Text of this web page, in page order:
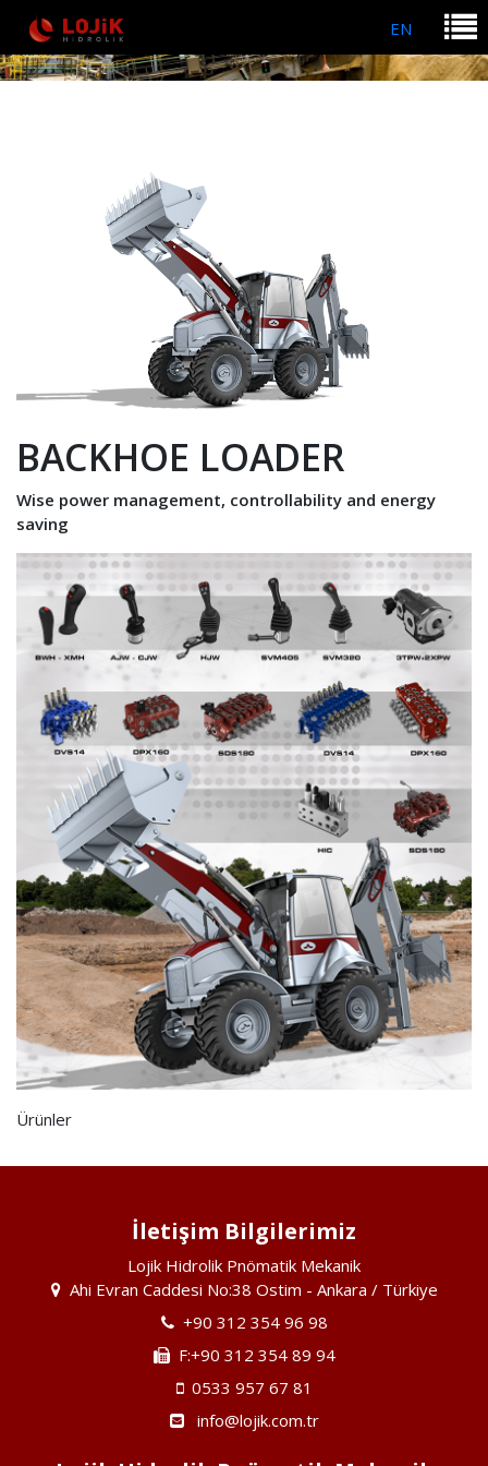
EN
Ürünler
BACKHOE LOADER
Wise power management, controllability and energy
saving
İletişim Bilgilerimiz
Lojik Hidrolik Pnömatik Mekanik
Ahi Evran Caddesi No:38 Ostim - Ankara / Türkiye
+90 312 354 96 98
F:+90 312 354 89 94
0533 957 67 81
info@lojik.com.tr